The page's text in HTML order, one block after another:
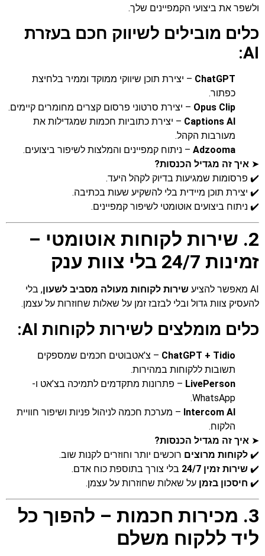
ולשפר את ביצועי הקמפיינים שלך.
כלים מובילים לשיווק חכם בעזרת
AI:
ChatGPT – יצירת תוכן שיווקי ממוקד וממיר בלחיצת
כפתור.
Opus Clip – יצירת סרטוני פרסום קצרים מחומרים קיימים.
Captions AI – יצירת כתוביות חכמות שמגדילות את
מעורבות הקהל.
Adzooma – ניתוח קמפיינים והמלצות לשיפור ביצועים.
➤ איך זה מגדיל הכנסות?
✔️ פרסומות שמגיעות בדיוק לקהל היעד.
✔️ יצירת תוכן מיידית בלי להשקיע שעות בכתיבה.
✔️ ניתוח ביצועים אוטומטי לשיפור קמפיינים.
2. שירות לקוחות אוטומטי –
זמינות 24/7 בלי צוות ענק
AI מאפשר להציע שירות לקוחות מעולה מסביב לשעון, בלי
להעסיק צוות גדול ובלי לבזבז זמן על שאלות שחוזרות על עצמן.
כלים מומלצים לשירות לקוחות AI:
ChatGPT + Tidio – צ’אטבוטים חכמים שמספקים
תשובות ללקוחות במהירות.
LivePerson – פתרונות מתקדמים לתמיכה בצ’אט ו-
WhatsApp.
Intercom AI – מערכת חכמה לניהול פניות ושיפור חוויית
הלקוח.
➤ איך זה מגדיל הכנסות?
✔️ לקוחות מרוצים רוכשים יותר וחוזרים לקנות שוב.
✔️ שירות זמין 24/7
בלי צורך בתוספת כוח אדם.
✔️ חיסכון בזמן על שאלות שחוזרות על עצמן.
3. מכירות חכמות – להפוך כל
ליד ללקוח משלם